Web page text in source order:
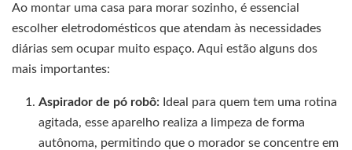
Ao montar uma casa para morar sozinho, é essencial
escolher eletrodomésticos que atendam às necessidades
diárias sem ocupar muito espaço. Aqui estão alguns dos
mais importantes:
Aspirador de pó robô: Ideal para quem tem uma rotina
agitada, esse aparelho realiza a limpeza de forma
autônoma, permitindo que o morador se concentre em